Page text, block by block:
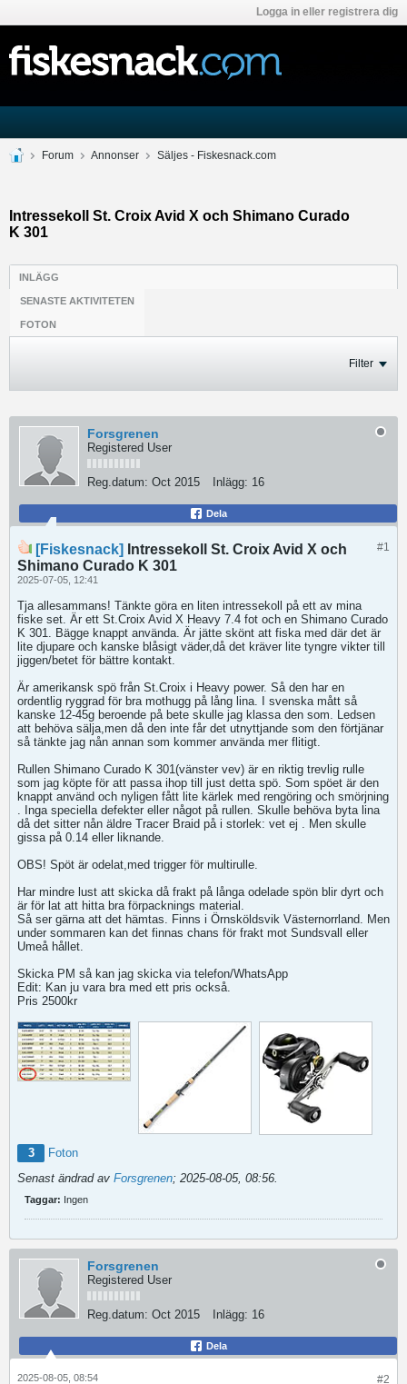
Logga in eller registrera dig
Forum Annonser Säljes - Fiskesnack.com
Intressekoll St. Croix Avid X och Shimano Curado
K 301
INLÄGG
SENASTE AKTIVITETEN
FOTON
Filter
Forsgrenen
Registered User
Reg.datum: Oct 2015 Inlägg: 16
Dela
#1
[Fiskesnack]
Intressekoll St. Croix Avid X och
Shimano Curado K 301
2025-07-05, 12:41
Tja allesammans! Tänkte göra en liten intressekoll på ett av mina
fiske set. Är ett St.Croix Avid X Heavy 7.4 fot och en Shimano Curado
K 301. Bägge knappt använda. Är jätte skönt att fiska med där det är
lite djupare och kanske blåsigt väder,då det kräver lite tyngre vikter till
jiggen/betet för bättre kontakt.
Är amerikansk spö från St.Croix i Heavy power. Så den har en
ordentlig ryggrad för bra mothugg på lång lina. I svenska mått så
kanske 12-45g beroende på bete skulle jag klassa den som. Ledsen
att behöva sälja,men då den inte får det utnyttjande som den förtjänar
så tänkte jag nån annan som kommer använda mer flitigt.
Rullen Shimano Curado K 301(vänster vev) är en riktig trevlig rulle
som jag köpte för att passa ihop till just detta spö. Som spöet är den
knappt använd och nyligen fått lite kärlek med rengöring och smörjning
. Inga speciella defekter eller något på rullen. Skulle behöva byta lina
då det sitter nån äldre Tracer Braid på i storlek: vet ej . Men skulle
gissa på 0.14 eller liknande.
OBS! Spöt är odelat,med trigger för multirulle.
Har mindre lust att skicka då frakt på långa odelade spön blir dyrt och
är för lat att hitta bra förpacknings material.
Så ser gärna att det hämtas. Finns i Örnsköldsvik Västernorrland. Men
under sommaren kan det finnas chans för frakt mot Sundsvall eller
Umeå hållet.
Skicka PM så kan jag skicka via telefon/WhatsApp
Edit: Kan ju vara bra med ett pris också.
Pris 2500kr
3
Foton
Senast ändrad av Forsgrenen; 2025-08-05, 08:56.
Taggar: Ingen
Forsgrenen
Registered User
Reg.datum: Oct 2015 Inlägg: 16
Dela
#2
2025-08-05, 08:54